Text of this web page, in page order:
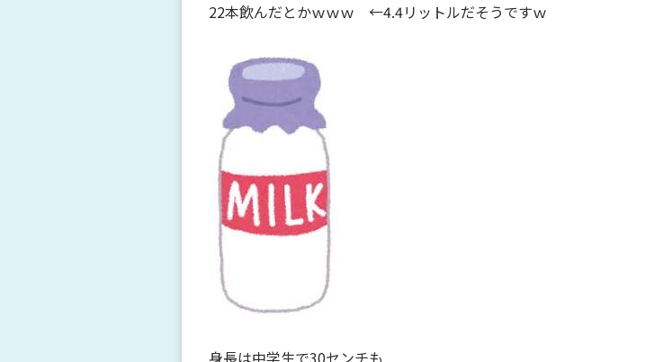
22本飲んだとかｗｗｗ ←4.4リットルだそうですｗ
身長は中学生で30センチも